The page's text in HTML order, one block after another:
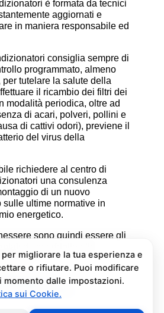
è formata da tecnici
aggiornati e
in maniera responsabile ed
consiglia sempre di
programmato, almeno
per tutelare la salute della
il ricambio dei filtri dei
modalità periodica, oltre ad
di acari, polveri, pollini e
di cattivi odori), previene il
del virus della
richiedere al centro di
una consulenza
di un nuovo
sulle ultime normative in
energetico.
sono quindi essere gli
Easyclima